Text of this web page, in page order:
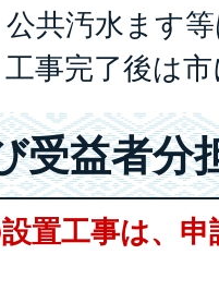
共汚水ます
事完了後は
受益者分
置工事は、申